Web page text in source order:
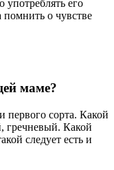
его
помнить о чувстве
маме?
первого сорта. Какой
Какой
следует есть и